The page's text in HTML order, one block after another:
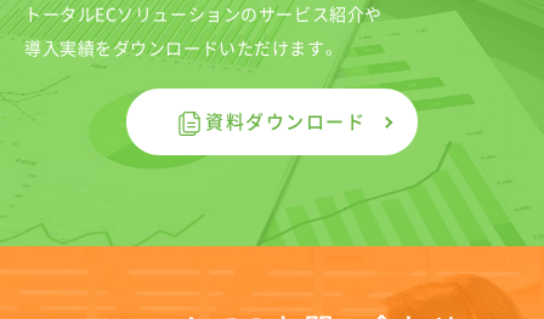
トータルECソリューションのサービス紹介や
導入実績をダウンロードいただけます。
資料ダウンロード